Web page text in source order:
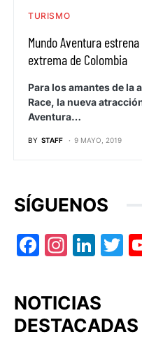
TURISMO
Mundo Aventura
extrema de Colombia
Para los amantes de la
Race, la nueva
Aventura…
BY STAFF 9 MAYO, 2019
SÍGUENOS
Facebook
NOTICIAS
DESTACADAS